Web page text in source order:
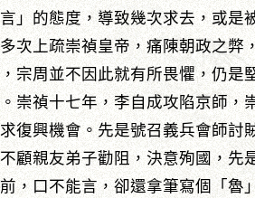
」的態度，導致幾次求去，或是
次上疏崇禎皇帝，痛陳朝政之弊
宗周並不因此就有所畏懼，仍是
禎十七年，李自成攻陷京師，
復興機會。先是號召義兵會師討
顧親友弟子勸阻，決意殉國，先
，口不能言，卻還拿筆寫個「魯